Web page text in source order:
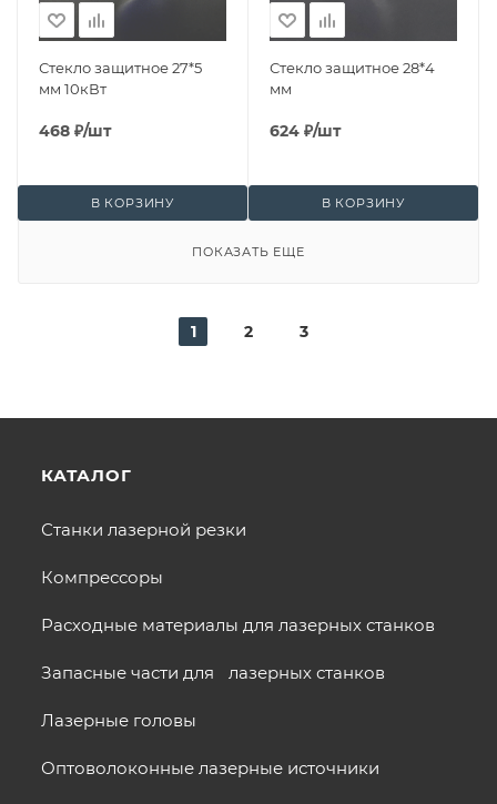
Стекло защитное 27*5
мм 10кВт
468 ₽/шт
В КОРЗИНУ
Стекло защитное 28*4
мм
624 ₽/шт
В КОРЗИНУ
ПОКАЗАТЬ ЕЩЕ
1 2 3
КАТАЛОГ
Станки лазерной резки
Компрессоры
Расходные материалы для лазерных станков
Запасные части для лазерных станков
Лазерные головы
Оптоволоконные лазерные источники